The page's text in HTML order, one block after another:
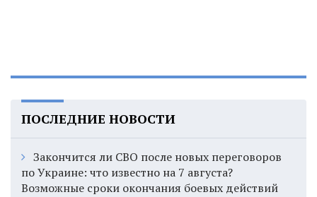
ПОСЛЕДНИЕ НОВОСТИ
Закончится ли СВО после новых переговоров
по Украине: что известно на 7 августа?
Возможные сроки окончания боевых действий